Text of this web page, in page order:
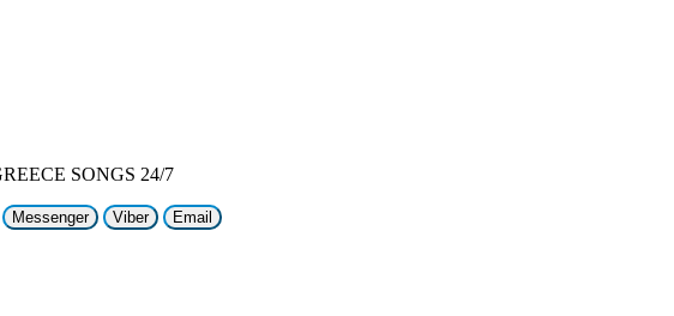
SONGS 24/7
Messenger Viber Email